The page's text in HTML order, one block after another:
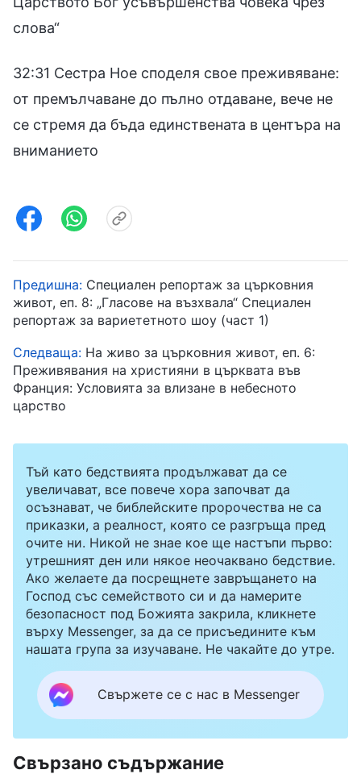
слова“
32:31 Сестра Ное споделя свое преживяване:
от премълчаване до пълно отдаване, вече не
се стремя да бъда единствената в центъра на
вниманието
Предишна: Специален репортаж за църковния
живот, еп. 8: „Гласове на възхвала“ Специален
репортаж за вариететното шоу (част 1)
Следваща: На живо за църковния живот, еп. 6:
Преживявания на християни в църквата във
Франция: Условията за влизане в небесното
царство
Тъй като бедствията продължават да се
увеличават, все повече хора започват да
осъзнават, че библейските пророчества не са
приказки, а реалност, която се разгръща пред
очите ни. Никой не знае кое ще настъпи първо:
утрешният ден или някое неочаквано бедствие.
Ако желаете да посрещнете завръщането на
Господ със семейството си и да намерите
безопасност под Божията закрила, кликнете
върху Messenger, за да се присъедините към
нашата група за изучаване. Не чакайте до утре.
Свържете се с нас в Messenger
Свързано съдържание